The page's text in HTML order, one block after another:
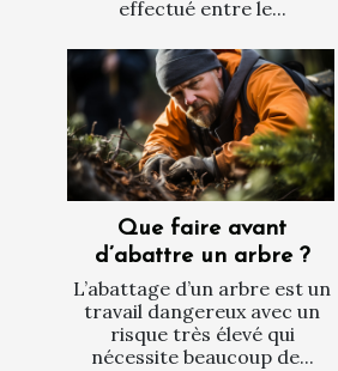
effectué entre le...
Que faire avant
d’abattre un arbre ?
L’abattage d’un arbre est un
travail dangereux avec un
risque très élevé qui
nécessite beaucoup de...